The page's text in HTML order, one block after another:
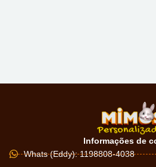
Informações de
Whats (Eddy): 1198808-4038